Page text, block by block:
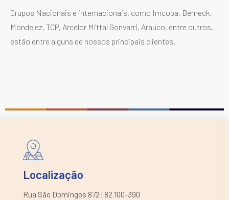
Grupos Nacionais e internacionais, como Imcopa, Berneck,
Mondelez, TCP, Arcelor Mittal Gonvarri, Arauco, entre outros,
estão entre alguns de nossos principais clientes.
Localização
Rua São Domingos 872 | 82.100-390